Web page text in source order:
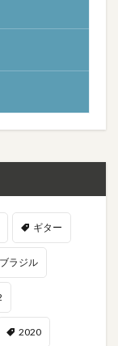
ギター
ブラジル
2020